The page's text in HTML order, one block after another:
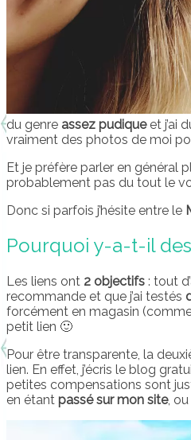
du genre assez pudiqueet j’ai
vraiment des photos de moi
Et je préfère parler en général
probablement pas du tout le
Donc si parfois j’hésite entre le
Pourquoi y-a-t-il
Les liens ont 2 objectifs : tout
recommande et que j’ai testés
forcément en magasin
petit lien 🙂
Pour être transparente, la
lien. En effet, j’écris le blog
petites compensations sont
en étant passé sur mon site,